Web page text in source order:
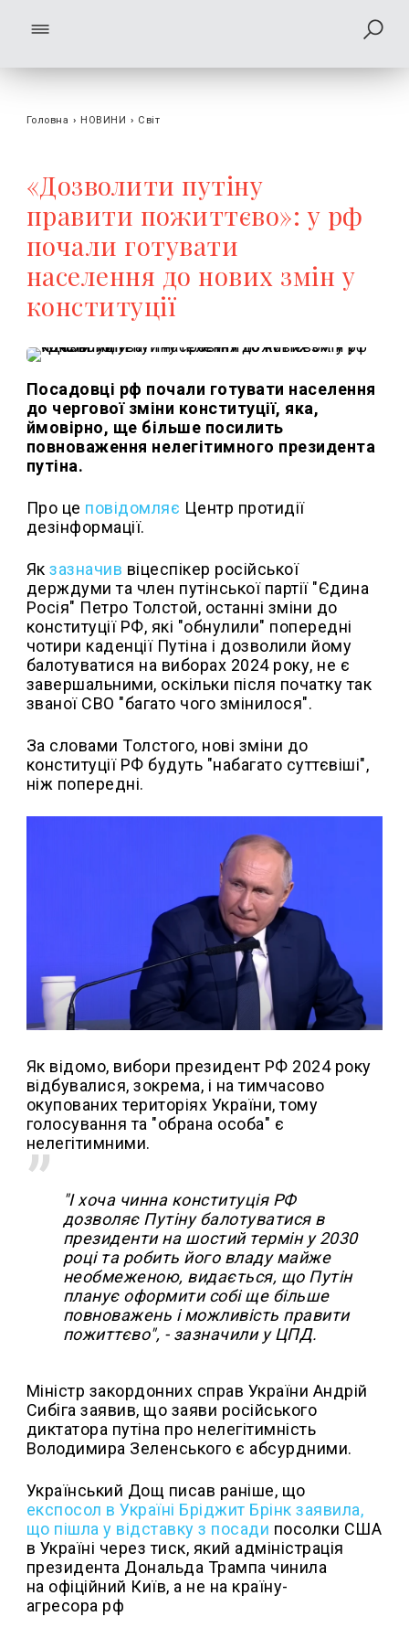
Головна › НОВИНИ › Світ
«Дозволити путіну
правити пожиттєво»: у рф
почали готувати
населення до нових змін у
конституції
Посадовці рф почали готувати населення
до чергової зміни конституції, яка,
ймовірно, ще більше посилить
повноваження нелегітимного президента
путіна.
Про це повідомляє Центр протидії
дезінформації.
Якзазначив віцеспікер російської
держдуми та член путінської партії "Єдина
Росія" Петро Толстой, останні зміни до
конституції РФ, які "обнулили" попередні
чотири каденції Путіна і дозволили йому
балотуватися на виборах 2024 року, не є
завершальними, оскільки після початку так
званої СВО "багато чого змінилося".
За словами Толстого, нові зміни до
конституції РФ будуть "набагато суттєвіші",
ніж попередні.
Як відомо, вибори президент РФ 2024 року
відбувалися, зокрема, і на тимчасово
окупованих територіях України, тому
голосування та "обрана особа" є
нелегітимними.
"І хоча чинна конституція РФ
дозволяє Путіну балотуватися в
президенти на шостий термін у 2030
році та робить його владу майже
необмеженою, видається, що Путін
планує оформити собі ще більше
повноважень і можливість правити
пожиттєво", - зазначили у ЦПД.
Міністр закордонних справ України Андрій
Сибіга заявив, що заяви російського
диктатора путіна про нелегітимність
Володимира Зеленського є абсурдними.
Український Дощ писав раніше, що
експосол в Україні Бріджит Брінк заявила,
що пішла у відставку з посади посолки США
в Україні через тиск, який адміністрація
президента Дональда Трампа чинила
на офіційний Київ, а не на країну-
агресора рф